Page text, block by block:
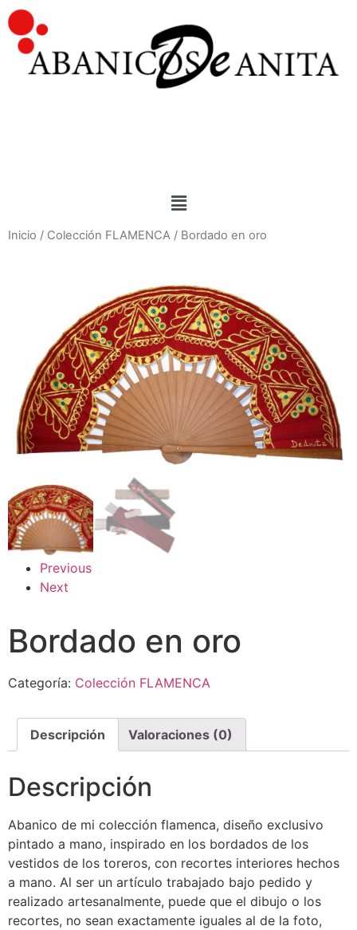
Inicio / Colección FLAMENCA / Bordado en oro
Previous
Next
Bordado en oro
Categoría: Colección FLAMENCA
Descripción Valoraciones (0)
Descripción
Abanico de mi colección flamenca, diseño exclusivo
pintado a mano, inspirado en los bordados de los
vestidos de los toreros, con recortes interiores hechos
a mano. Al ser un artículo trabajado bajo pedido y
realizado artesanalmente, puede que el dibujo o los
recortes, no sean exactamente iguales al de la foto,